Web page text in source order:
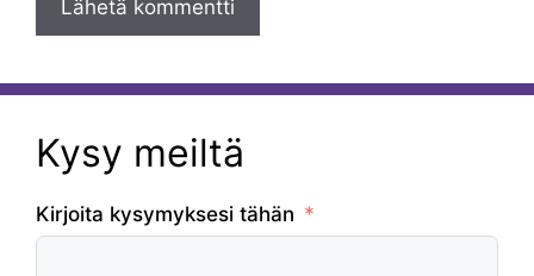
Kysy meiltä
Kirjoita kysymyksesi tähän